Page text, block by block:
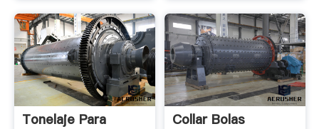
Tonelaje Para
Collar Bolas